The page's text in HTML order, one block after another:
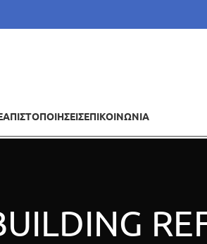
ΠΙΣΤΟΠΟΙΗΣΕΙΣΕΠΙΚΟΙΝΩΝΙΑ